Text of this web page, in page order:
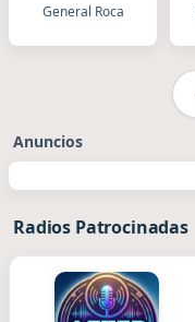
General Roca
Anuncios
Radios Patrocinadas